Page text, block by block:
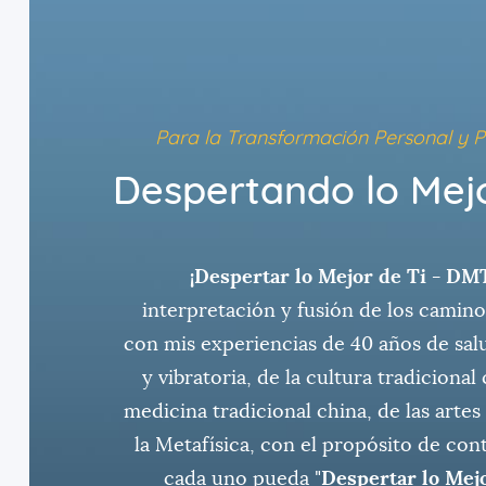
Para la Transformación Personal y
Despertando lo
¡Despertar lo Mejor de Ti -
interpretación y fusión de los
con mis experiencias de 40 años de
y vibratoria, de la cultura tradicional
medicina tradicional china, de las
la Metafísica, con el propósito de
cada uno pueda "Despertar lo